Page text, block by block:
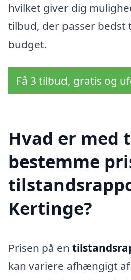
hvilket giver dig
tilbud, der passer bedst
budget.
Få 3 tilbud, gratis og
Hvad er med
bestemme
Kertinge?
Prisen på en
kan variere afhængigt